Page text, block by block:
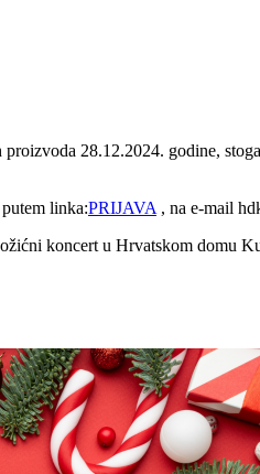
28.12.2024. godine,
linka:PRIJAVA , na e-mail
koncert u Hrvatskom domu